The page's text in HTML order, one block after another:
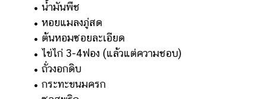
• น้ำมันพืช
• หอยแมลงภู่สด
• ต้นหอมซอยละเอียด
• ไข่ไก่ 3-4ฟอง (แล้วแต่ความชอบ)
• ถั่วงอกดิบ
• กระทะขนมครก